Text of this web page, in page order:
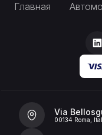
Главная
Via
00134 Roma,